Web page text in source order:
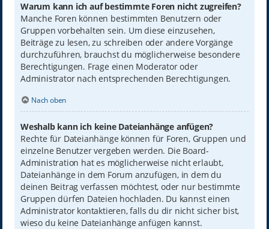
Warum kann ich auf bestimmte Foren nicht zugreifen?
Manche Foren können bestimmten Benutzern oder
Gruppen vorbehalten sein. Um diese einzusehen,
Beiträge zu lesen, zu schreiben oder andere Vorgänge
durchzuführen, brauchst du möglicherweise besondere
Berechtigungen. Frage einen Moderator oder
Administrator nach entsprechenden Berechtigungen.
Nach oben
Weshalb kann ich keine Dateianhänge anfügen?
Rechte für Dateianhänge können für Foren, Gruppen und
einzelne Benutzer vergeben werden. Die Board-
Administration hat es möglicherweise nicht erlaubt,
Dateianhänge in dem Forum anzufügen, in dem du
deinen Beitrag verfassen möchtest, oder nur bestimmte
Gruppen dürfen Dateien hochladen. Du kannst einen
Administrator kontaktieren, falls du dir nicht sicher bist,
wieso du keine Dateianhänge anfügen kannst.